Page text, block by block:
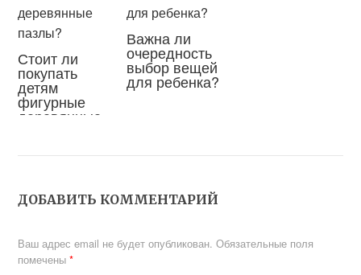
Стоит ли
покупать
детям
фигурные
деревянные
Важна ли
очередность
выбор вещей
для ребенка?
ДОБАВИТЬ КОММЕНТАРИЙ
Ваш адрес email не будет опубликован. Обязательные поля
помечены*